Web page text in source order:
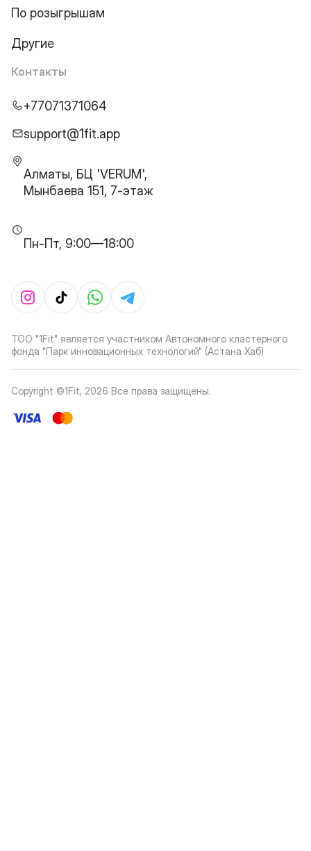
По розыгрышам
Другие
Контакты
+77071371064
support@1fit.app
Алматы, БЦ 'VERUM',
Мынбаева 151, 7-этаж
Пн-Пт, 9:00—18:00
ТОО "1Fit" является участником Автономного кластерного
фонда "Парк инновационных технологий" (Астана Хаб)
Copyright ©1Fit, 2026 Все права защищены.